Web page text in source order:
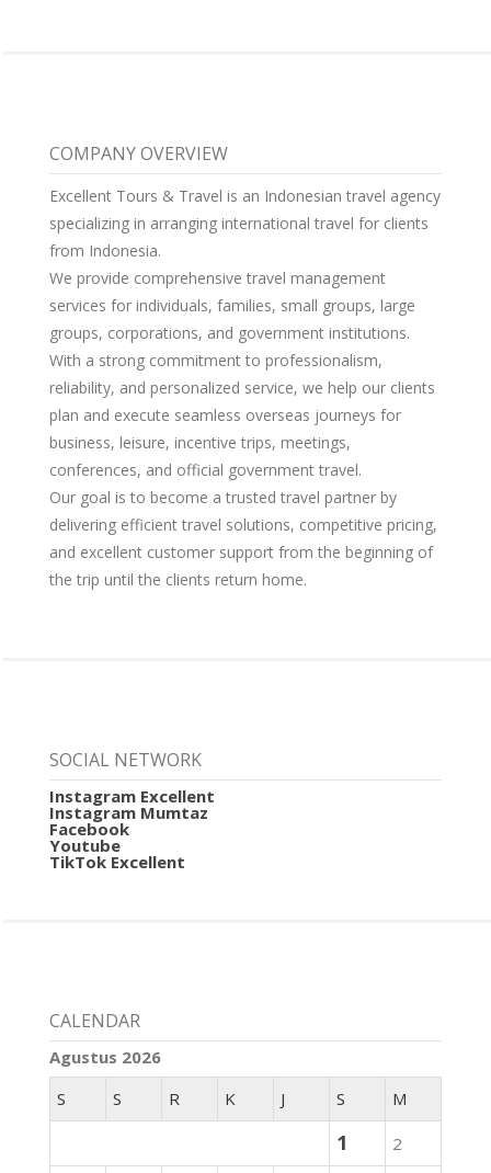
COMPANY OVERVIEW
Excellent Tours & Travel is an Indonesian travel agency
specializing in arranging international travel for clients
from Indonesia.
We provide comprehensive travel management
services for individuals, families, small groups, large
groups, corporations, and government institutions.
With a strong commitment to professionalism,
reliability, and personalized service, we help our clients
plan and execute seamless overseas journeys for
business, leisure, incentive trips, meetings,
conferences, and official government travel.
Our goal is to become a trusted travel partner by
delivering efficient travel solutions, competitive pricing,
and excellent customer support from the beginning of
the trip until the clients return home.
SOCIAL NETWORK
Instagram Excellent
Instagram Mumtaz
Facebook
Youtube
TikTok Excellent
CALENDAR
Agustus 2026
S
S R K J S M
1 2